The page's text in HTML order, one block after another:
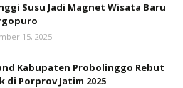
Susu Jadi Magnet Wisata Baru
15, 2025
Kabupaten Probolinggo Rebut
di Porprov Jatim 2025